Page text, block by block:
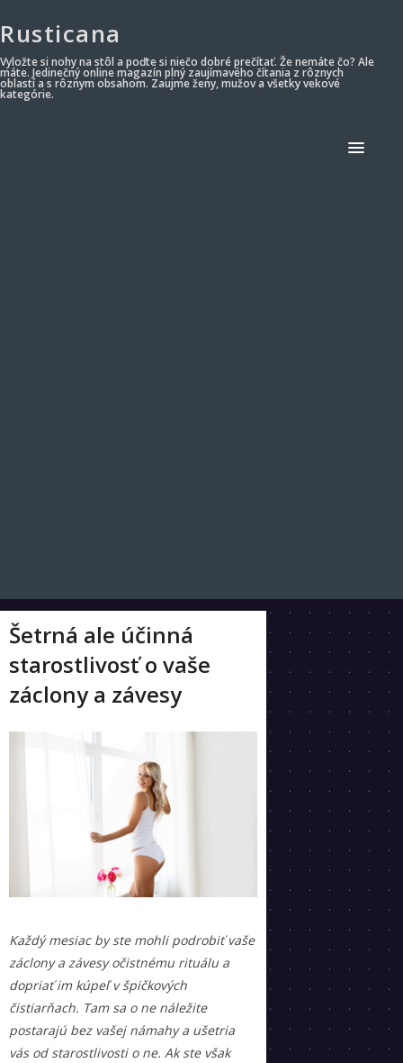
Rusticana
Vyložte si nohy na stôl a poďte si niečo dobré prečítať. Že nemáte čo? Ale
máte. Jedinečný online magazín plný zaujímavého čítania z rôznych
oblastí a s rôznym obsahom. Zaujme ženy, mužov a všetky vekové
kategórie.
Šetrná ale účinná
starostlivosť o vaše
záclony a závesy
Každý mesiac by ste mohli podrobiť vaše
záclony a závesy očistnému rituálu a
dopriať im kúpeľ v špičkových
čistiarňach. Tam sa o ne náležite
postarajú bez vašej námahy a ušetria
vás od starostlivosti o ne. Ak ste však